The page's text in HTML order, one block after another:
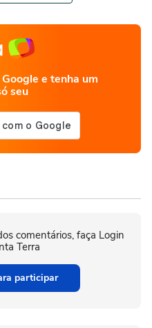
e tenha um
seu
comentários, faça Login
Terra
participar